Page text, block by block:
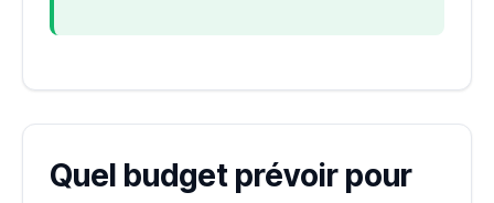
Quel budget prévoir pour